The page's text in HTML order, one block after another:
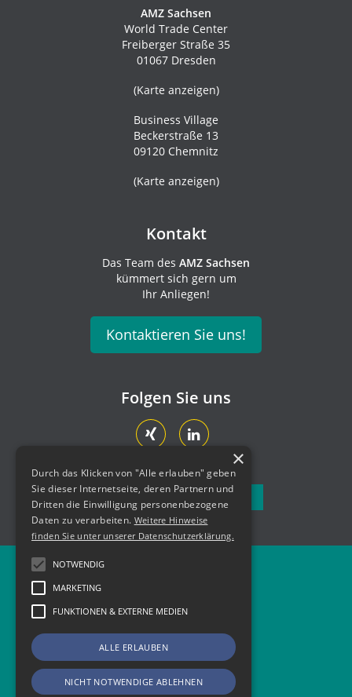
AMZ Sachsen
World Trade Center
Freiberger Straße 35
01067 Dresden
(Karte anzeigen)
Business Village
Beckerstraße 13
09120 Chemnitz
(Karte anzeigen)
Kontakt
Das Team des AMZ Sachsen
kümmert sich gern um
Ihr Anliegen!
Kontaktieren Sie uns!
Folgen Sie uns
Newsletter abonnieren
Kontakt
Datenschutz
×
Durch das Klicken von "Alle erlauben" geben
Sie dieser Internetseite, deren Partnern und
Dritten die Einwilligung personenbezogene
Daten zu verarbeiten. Weitere Hinweise
finden Sie unter unserer Datenschutzerklärung.
NOTWENDIG
MARKETING
FUNKTIONEN & EXTERNE MEDIEN
ALLE ERLAUBEN
NICHT NOTWENDIGE ABLEHNEN